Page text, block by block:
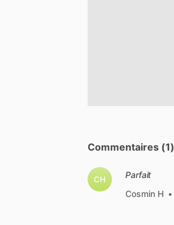
Commentaires (1)
CH
Parfait
Cosmin H •